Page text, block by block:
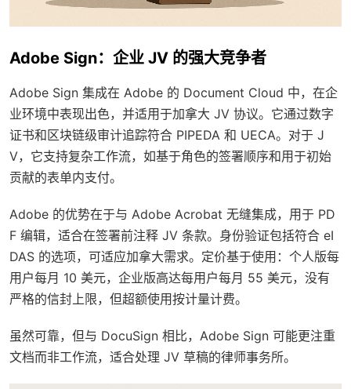
Adobe Sign：企业 JV 的强大竞争者
Adobe Sign 集成在 Adobe 的 Document Cloud 中，在企
业环境中表现出色，并适用于加拿大 JV 协议。它通过数字
证书和区块链级审计追踪符合 PIPEDA 和 UECA。对于 J
V，它支持复杂工作流，如基于角色的签署顺序和用于初始
贡献的表单内支付。
Adobe 的优势在于与 Adobe Acrobat 无缝集成，用于 PD
F 编辑，适合在签署前注释 JV 条款。身份验证包括符合 eI
DAS 的选项，可适应加拿大需求。定价基于使用：个人版每
用户每月 10 美元，企业版高达每用户每月 55 美元，没有
严格的信封上限，但超额使用按计量计费。
虽然可靠，但与 DocuSign 相比，Adobe Sign 可能更注重
文档而非工作流，适合处理 JV 草稿的律师事务所。